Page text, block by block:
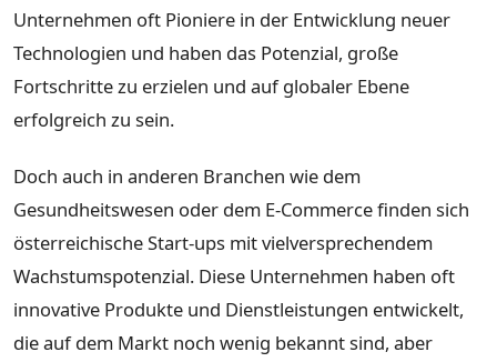
Unternehmen oft Pioniere in der Entwicklung neuer
Technologien und haben das Potenzial, große
Fortschritte zu erzielen und auf globaler Ebene
erfolgreich zu sein.
Doch auch in anderen Branchen wie dem
Gesundheitswesen oder dem E-Commerce finden sich
österreichische Start-ups mit vielversprechendem
Wachstumspotenzial. Diese Unternehmen haben oft
innovative Produkte und Dienstleistungen entwickelt,
die auf dem Markt noch wenig bekannt sind, aber